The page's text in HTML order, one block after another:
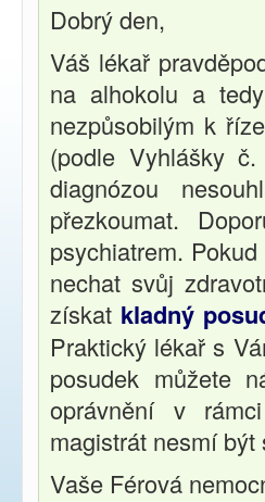
Dobrý den,
Váš lékař
na alhokolu a
nezpůsobilým k
(podle Vyhlášky
diagnózou
přezkoumat.
psychiatrem.
nechat svůj
získat kladný
Praktický lékař s
posudek můžete
oprávnění v
magistrát nesmí
Vaše Férová